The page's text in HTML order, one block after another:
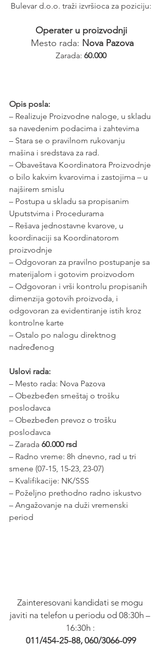
Bulevar d.o.o. traži izvršioca za poziciju:
Operater u proizvodnji
Mesto rada: Nova Pazova
Zarada: 60.000
Opis posla:
– Realizuje Proizvodne naloge, u skladu
sa navedenim podacima i zahtevima
– Stara se o pravilnom rukovanju
mašina i sredstava za rad.
– Obaveštava Koordinatora Proizvodnje
o bilo kakvim kvarovima i zastojima – u
najširem smislu
– Postupa u skladu sa propisanim
Uputstvima i Procedurama
– Rešava jednostavne kvarove, u
koordinaciji sa Koordinatorom
proizvodnje
– Odgovoran za pravilno postupanje sa
materijalom i gotovim proizvodom
– Odgovoran i vrši kontrolu propisanih
dimenzija gotovih proizvoda, i
odgovoran za evidentiranje istih kroz
kontrolne karte
– Ostalo po nalogu direktnog
nadređenog
Uslovi rada:
– Mesto rada: Nova Pazova
– Obezbeđen smeštaj o trošku
poslodavca
– Obezbeđen prevoz o trošku
poslodavca
– Zarada 60.000 rsd
– Radno vreme: 8h dnevno, rad u tri
smene (07-15, 15-23, 23-07)
– Kvalifikacije: NK/SSS
– Poželjno prethodno radno iskustvo
– Angažovanje na duži vremenski
period
Zainteresovani kandidati se mogu
javiti na telefon u periodu od 08:30h –
16:30h :
011/454-25-88, 060/3066-099